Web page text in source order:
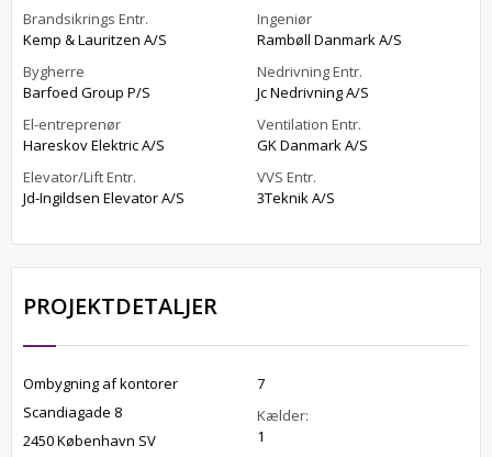
Brandsikrings Entr.
Kemp & Lauritzen A/S
Bygherre
Barfoed Group P/S
El-entreprenør
Hareskov Elektric A/S
Elevator/Lift Entr.
Jd-Ingildsen Elevator A/S
Ingeniør
Rambøll Danmark A/S
Nedrivning Entr.
Jc Nedrivning A/S
Ventilation Entr.
GK Danmark A/S
VVS Entr.
3Teknik A/S
PROJEKTDETALJER
Ombygning af kontorer
Scandiagade 8
2450 København SV
7
Kælder:
1